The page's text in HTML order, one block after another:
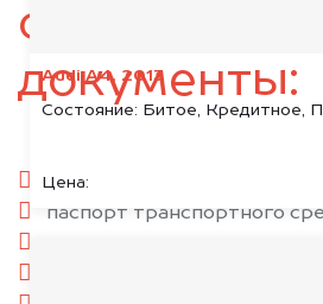
Audi A4, 2013
Состояние: Битое, Кредитное,
Цена:
следующие
документы:
паспорт гражданина РФ;
паспорт транспортного